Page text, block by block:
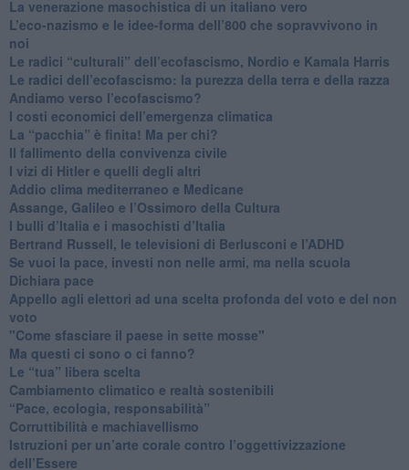
​La venerazione masochistica di un italiano vero
​L’eco-nazismo e le idee-forma dell’800 che sopravvivono in
noi
​Le radici “culturali” dell’ecofascismo, Nordio e Kamala Harris
Le radici dell’ecofascismo: la purezza della terra e della razza
Andiamo verso l’ecofascismo?
I costi economici dell’emergenza climatica
​La “pacchia” è finita! Ma per chi?
​Il fallimento della convivenza civile
​I vizi di Hitler e quelli degli altri
Addio clima mediterraneo e Medicane
​Assange, Galileo e l’Ossimoro della Cultura
​I bulli d’Italia e i masochisti d’Italia
​Bertrand Russell, le televisioni di Berlusconi e l’ADHD
​Se vuoi la pace, investi non nelle armi, ma nella scuola
​Dichiara pace
​Appello agli elettori ad una scelta profonda del voto e del non
voto
"Come sfasciare il paese in sette mosse"
​Ma questi ci sono o ci fanno?
​Le “tua” libera scelta
Cambiamento climatico e realtà sostenibili
“Pace, ecologia, responsabilità”
​Corruttibilità e machiavellismo
Istruzioni per un’arte corale contro l’oggettivizzazione
dell’Essere